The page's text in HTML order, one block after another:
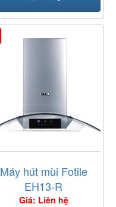
Máy hút mùi Fotile
EH13-R
Giá: Liên hệ